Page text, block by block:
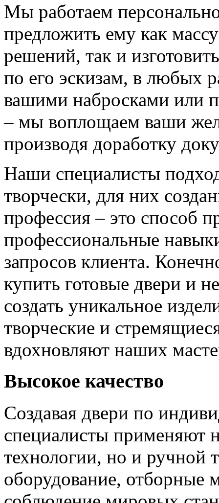
Мы работаем
предложить ему как
решений, так и
по его эскизам, в любых
вашими набросками или
– мы воплощаем ваши
производя доработку
Наши специалисты
творчески, для них
профессия – это способ
профессиональные
запросов клиента.
купить готовые двери и
создать уникальное
творческие и
вдохновляют наших
Высокое качество
Создавая двери по
специалисты применяют
технологии, но и ручной
оборудование, отборные